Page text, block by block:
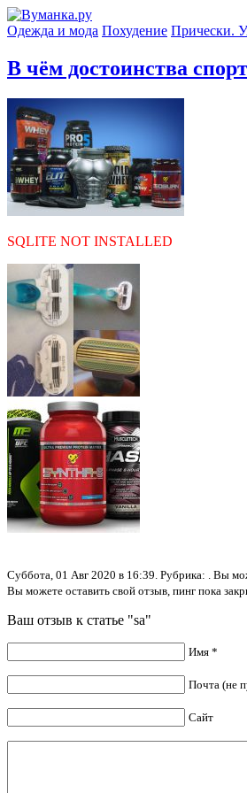
Одежда и мода Похудение Прически.
В чём достоинства
SQLITE NOT INSTALLED
Суббота, 01 Авг 2020 в 16:39. Рубрика: . Вы
Вы можете оставить свой отзыв, пинг пока
Ваш отзыв к статье "sa"
Имя *
Почта (не
Сайт